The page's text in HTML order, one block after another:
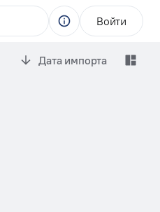
Войти
Дата импорта